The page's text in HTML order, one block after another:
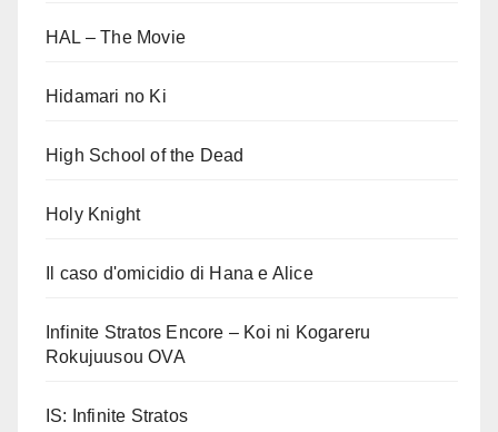
HAL – The Movie
Hidamari no Ki
High School of the Dead
Holy Knight
Il caso d'omicidio di Hana e Alice
Infinite Stratos Encore – Koi ni Kogareru
Rokujuusou OVA
IS: Infinite Stratos